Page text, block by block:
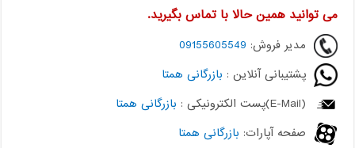
می توانید همین حالا با تماس بگیرید.
مدیر فروش: 09155605549
پشتیبانی آنلاین : بازرگانی همتا
(E-Mail)پست الکترونیکی :
بازرگانی همتا
صفحه آپارات: بازرگانی همتا